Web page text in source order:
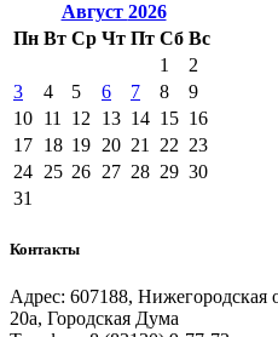
Август 2026
Пн Вт Ср Чт Пт Сб Вс
1
2
3
4 5 6 7 8
9
10 11 12 13 14 15 16
17 18 19 20 21 22 23
24 25 26 27 28 29 30
31
Контакты
Адрес: 607188, Нижегородская
20а, Городская Дума